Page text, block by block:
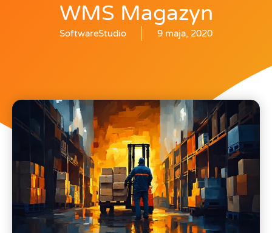
WMS Magazyn
SoftwareStudio 9 maja, 2020